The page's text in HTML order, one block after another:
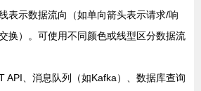
表示数据流向（如单向箭头表示请求/响
换）。可使用不同颜色或线型区分数据流
API、消息队列（如Kafka）、数据库查询